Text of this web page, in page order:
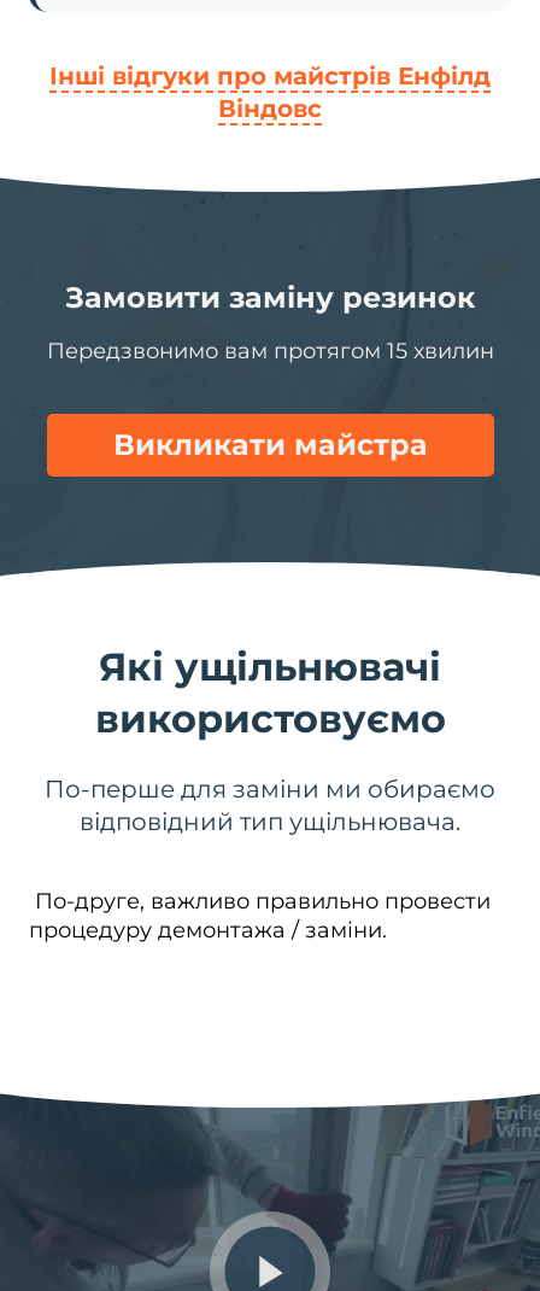
Інші відгуки про майстрів Енфілд
Віндовс
Замовити заміну резинок
Передзвонимо вам протягом 15 хвилин
Викликати майстра
Які ущільнювачі
використовуємо
По-перше для заміни ми обираємо
відповідний тип ущільнювача.
По-друге, важливо правильно провести
процедуру демонтажа / заміни.